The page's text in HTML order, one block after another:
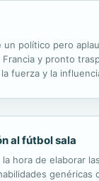
político pero
y pronto
fuerza y la
al fútbol sala
hora de elaborar